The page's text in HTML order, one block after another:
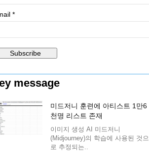
*
message
미드저니 훈련에 아티스트 1만6
천명 리스트 존재
이미지 생성 AI 미드저니
(Midjourney)의 학습에 사용된 것으
로 추정되는..